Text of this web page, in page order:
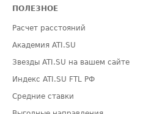
ПОЛЕЗНОЕ
Расчет расстояний
Академия ATI.SU
Звезды ATI.SU на вашем сайте
Индекс ATI.SU FTL РФ
Средние ставки